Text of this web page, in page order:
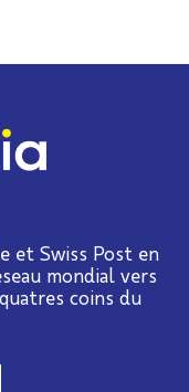
et Swiss Post en
mondial vers
coins du